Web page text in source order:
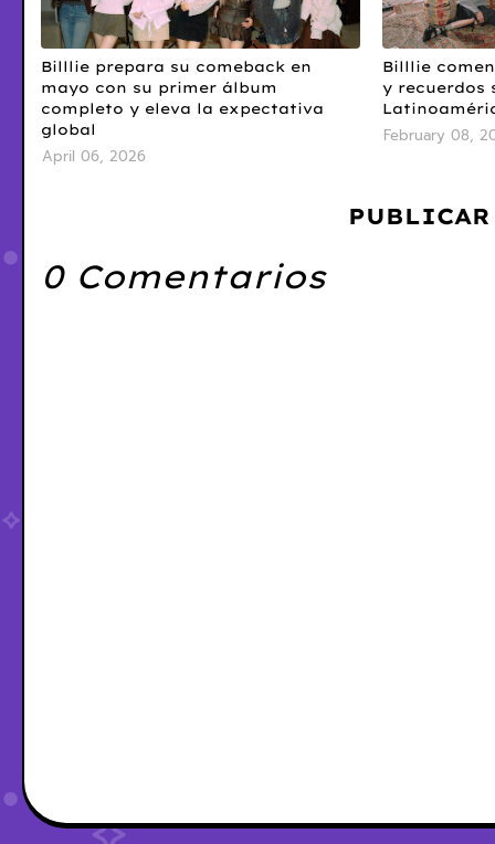
Billlie prepara su comeback en
mayo con su primer álbum
completo y eleva la expectativa
global
April 06, 2026
Billlie
y recuerdos
February 08,
0 Comentarios